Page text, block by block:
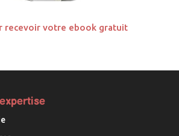
recevoir votre ebook gratuit